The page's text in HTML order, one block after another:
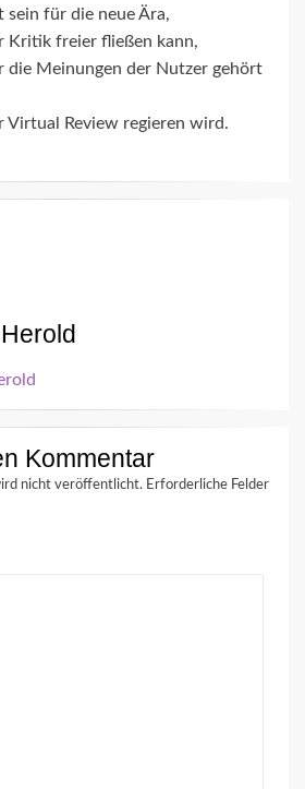
sein für die neue Ära,
Kritik freier fließen kann,
die Meinungen der Nutzer gehört
Virtual Review regieren wird.
Herold
Kommentar
nicht veröffentlicht. Erforderliche Felder